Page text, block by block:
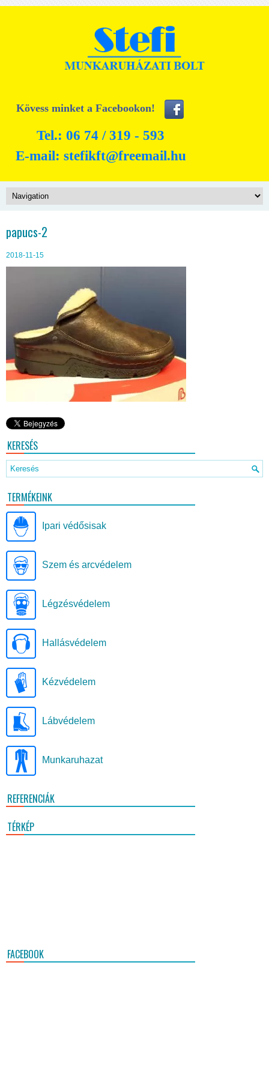
Kövess minket a Facebookon!
Tel.: 06 74 / 319 - 593
E-mail: stefikft@freemail.hu
papucs-2
2018-11-15
KERESÉS
TERMÉKEINK
Ipari védősisak
Szem és arcvédelem
Légzésvédelem
Hallásvédelem
Kézvédelem
Lábvédelem
Munkaruhazat
REFERENCIÁK
TÉRKÉP
FACEBOOK